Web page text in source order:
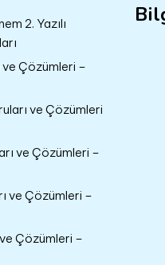
2. Yazılı
ve Çözümleri –
ve Çözümleri
ve Çözümleri –
ve Çözümleri –
ve Çözümleri –